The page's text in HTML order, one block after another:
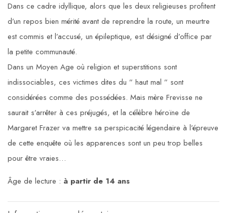
Dans ce cadre idyllique, alors que les deux religieuses profitent
d’un repos bien mérité avant de reprendre la route, un meurtre
est commis et l’accusé, un épileptique, est désigné d’office par
la petite communauté.
Dans un Moyen Age où religion et superstitions sont
indissociables, ces victimes dites du ” haut mal ” sont
considérées comme des possédées. Mais mère Frevisse ne
saurait s’arrêter à ces préjugés, et la célèbre héroïne de
Margaret Frazer va mettre sa perspicacité légendaire à l’épreuve
de cette enquête où les apparences sont un peu trop belles
pour être vraies…
Âge de lecture : à partir de 14 ans